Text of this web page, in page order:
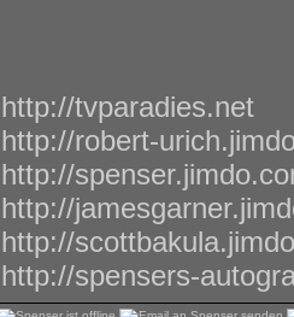
http://tvparadies.net
http://robert-
http://
http://
http://
http://spensers-